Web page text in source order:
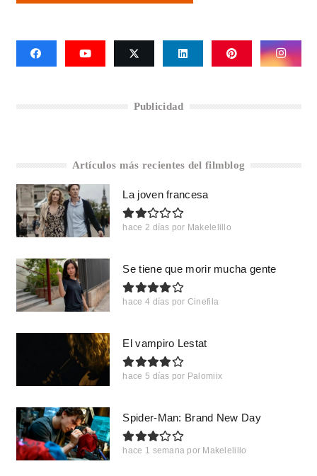
Publicidad
Artículos más recientes del filmblog
La joven francesa
hace 2 días por Makelelillo
Se tiene que morir mucha gente
hace 4 días por Cinefila
El vampiro Lestat
hace 5 días por Palomiix
Spider-Man: Brand New Day
hace 1 semana por Makelelillo